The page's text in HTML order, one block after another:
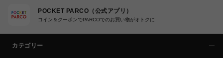
POCKET PARCO（公式アプリ）
コイン＆クーポンでPARCOでのお買い物がオトクに
カテゴリー